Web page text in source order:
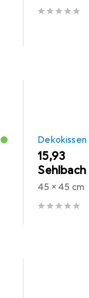
Dekokissen
EUR
15,93
Sehlbach
45 x 45 cm